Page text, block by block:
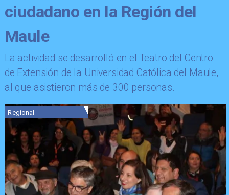
ciudadano en la Región del
Maule
La actividad se desarrolló en el Teatro del Centro
de Extensión de la Universidad Católica del Maule,
al que asistieron más de 300 personas.
Regional